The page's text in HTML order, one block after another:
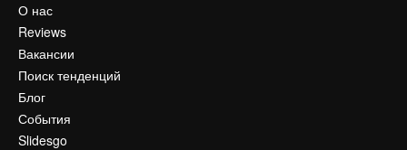
О нас
Reviews
Вакансии
Поиск тенденций
Блог
События
Slidesgo